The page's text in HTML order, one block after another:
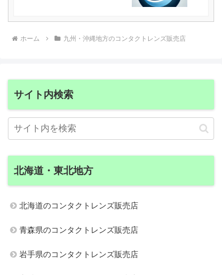
ホーム 九州・沖縄地方のコンタクトレンズ販売店
サイト内検索
北海道・東北地方
北海道のコンタクトレンズ販売店
青森県のコンタクトレンズ販売店
岩手県のコンタクトレンズ販売店